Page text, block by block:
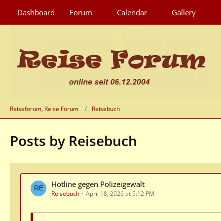
Dashboard Forum Calendar Gallery
Reiseforum, Reise Forum Reisebuch
Posts by Reisebuch
Hotline gegen Polizeigewalt
Reisebuch April 18, 2026 at 5:12 PM